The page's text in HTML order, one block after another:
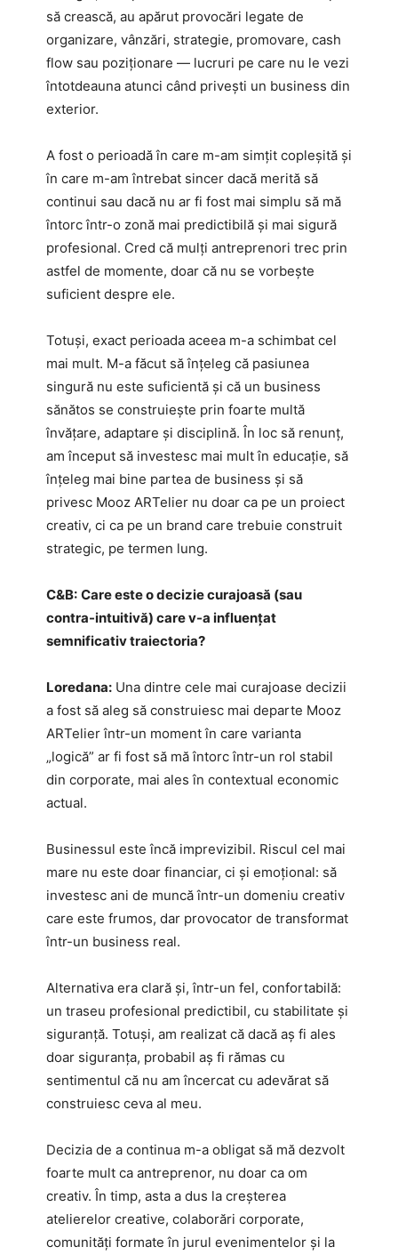
să crească, au apărut provocări legate de
organizare, vânzări, strategie, promovare, cash
flow sau poziționare — lucruri pe care nu le vezi
întotdeauna atunci când privești un business din
exterior.
A fost o perioadă în care m-am simțit copleșită și
în care m-am întrebat sincer dacă merită să
continui sau dacă nu ar fi fost mai simplu să mă
întorc într-o zonă mai predictibilă și mai sigură
profesional. Cred că mulți antreprenori trec prin
astfel de momente, doar că nu se vorbește
suficient despre ele.
Totuși, exact perioada aceea m-a schimbat cel
mai mult. M-a făcut să înțeleg că pasiunea
singură nu este suficientă și că un business
sănătos se construiește prin foarte multă
învățare, adaptare și disciplină. În loc să renunț,
am început să investesc mai mult în educație, să
înțeleg mai bine partea de business și să
privesc Mooz ARTelier nu doar ca pe un proiect
creativ, ci ca pe un brand care trebuie construit
strategic, pe termen lung.
C&B: Care este o decizie curajoasă (sau
contra-intuitivă) care v-a influențat
semnificativ traiectoria?
Loredana: Una dintre cele mai curajoase decizii
a fost să aleg să construiesc mai departe Mooz
ARTelier într-un moment în care varianta
„logică” ar fi fost să mă întorc într-un rol stabil
din corporate, mai ales în contextual economic
actual.
Businessul este încă imprevizibil. Riscul cel mai
mare nu este doar financiar, ci și emoțional: să
investesc ani de muncă într-un domeniu creativ
care este frumos, dar provocator de transformat
într-un business real.
Alternativa era clară și, într-un fel, confortabilă:
un traseu profesional predictibil, cu stabilitate și
siguranță. Totuși, am realizat că dacă aș fi ales
doar siguranța, probabil aș fi rămas cu
sentimentul că nu am încercat cu adevărat să
construiesc ceva al meu.
Decizia de a continua m-a obligat să mă dezvolt
foarte mult ca antreprenor, nu doar ca om
creativ. În timp, asta a dus la creșterea
atelierelor creative, colaborări corporate,
comunități formate în jurul evenimentelor și la